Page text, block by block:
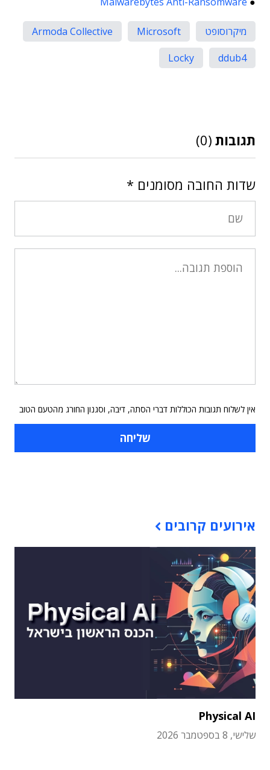
מיקרוסופט Microsoft
Armoda Collective
ddub4
Locky
תגובות (0)
שדות החובה מסומנים *
אין לשלוח תגובות הכוללות דברי הסתה, דיבה, וסגנון החורג מהטעם הטוב
אירועים קרובים
Physical AI
שלישי, 8 בספטמבר 2026